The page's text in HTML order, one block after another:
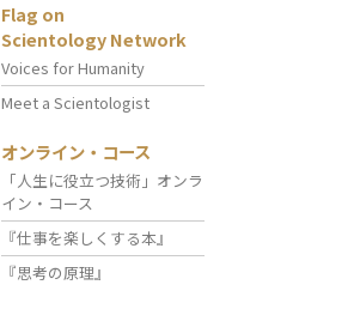
Flag on
Scientology Network
Voices for Humanity
Meet a Scientologist
オンライン・コース
「人生に役立つ技術」オンラ
イン・コース
『仕事を楽しくする本』
『思考の原理』